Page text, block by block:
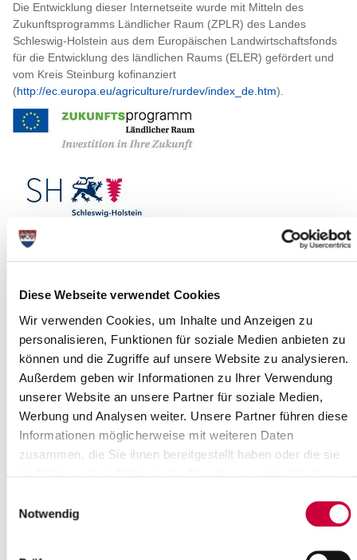
Diese Webseite verwendet Cookies
Wir verwenden Cookies, um Inhalte und Anzeigen zu
personalisieren, Funktionen für soziale Medien anbieten zu
können und die Zugriffe auf unsere Website zu analysieren.
Außerdem geben wir Informationen zu Ihrer Verwendung
unserer Website an unsere Partner für soziale Medien,
Werbung und Analysen weiter. Unsere Partner führen diese
Informationen möglicherweise mit weiteren Daten
zusammen, die Sie ihnen bereitgestellt haben oder die sie
Notwendig
Die Entwicklung dieser Internetseite wurde mit Mitteln des
Zukunftsprogramms Ländlicher Raum (ZPLR) des Landes
Schleswig-Holstein aus dem Europäischen Landwirtschaftsfonds
für die Entwicklung des ländlichen Raums (ELER) gefördert und
vom Kreis Steinburg kofinanziert
(http://ec.europa.eu/agriculture/rurdev/index_de.htm).
Rechtliche Hinweise
Der Inhalt und die Darstellung dieser Website sind
urheberrechtlich geschützt. Vervielfältigungen und sonstige
Nutzung von Informationen oder Daten, insbesondere die
Zustimmung des Kreises Steinburg. Die Nutzung sämtlicher